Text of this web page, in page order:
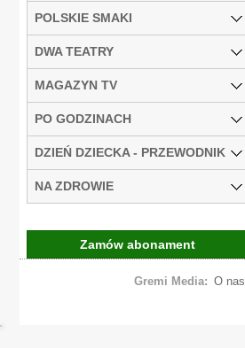
POLSKIE SMAKI
DWA TEATRY
MAGAZYN TV
PO GODZINACH
DZIEŃ DZIECKA - PRZEWODNIK
NA ZDROWIE
Zamów abonament
Gremi Media: O nas